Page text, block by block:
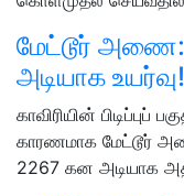
மேட்டூர்
அடியாக உயர்வு!
காவிரியின்
காரணமாக மேட்டூர்
2267 கன அடியாக